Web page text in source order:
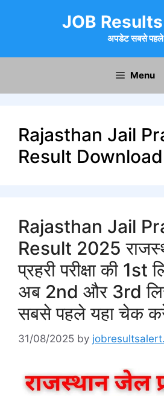
JOB
अपडेट सबसे पहले
Menu
Rajasthan Jail
Result
Rajasthan Jail
Result 2025
प्रहरी परीक्षा की 1st
अब 2nd और 3rd
सबसे पहले यहा चेक
31/08/2025 by